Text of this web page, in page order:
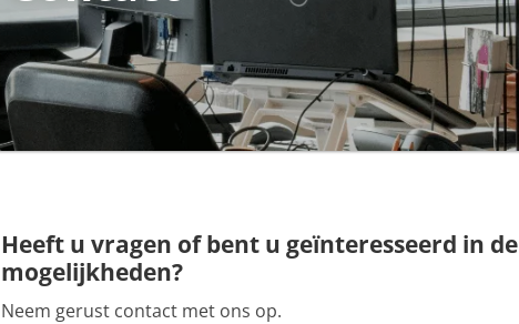
Heeft u vragen of bent u geïnteresseerd in de
mogelijkheden?
Neem gerust contact met ons op.